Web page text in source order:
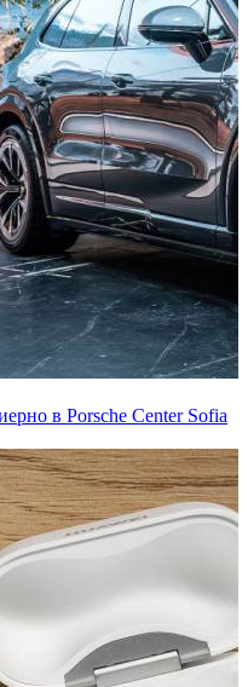
в Porsche Center Sofia